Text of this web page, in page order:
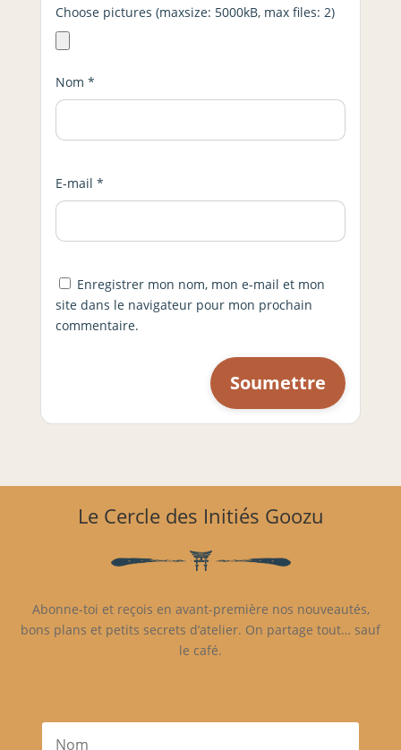
Choose pictures (maxsize: 5000kB, max files: 2)
Nom *
E-mail *
Enregistrer mon nom, mon e-mail et mon
site dans le navigateur pour mon prochain
commentaire.
Le Cercle des Initiés Goozu
Abonne-toi et reçois en avant-première nos nouveautés,
bons plans et petits secrets d’atelier. On partage tout… sauf
le café.